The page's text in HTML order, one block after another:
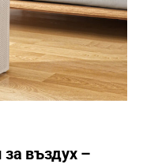
за въздух –